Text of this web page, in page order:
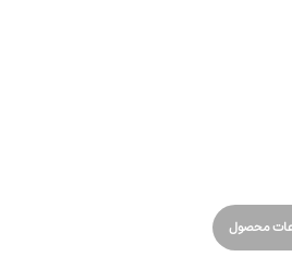
محصول